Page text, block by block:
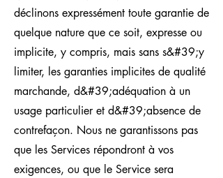
déclinons expressément toute garantie de
quelque nature que ce soit, expresse ou
implicite, y compris, mais sans s&#39;y
limiter, les garanties implicites de qualité
marchande, d&#39;adéquation à un
usage particulier et d&#39;absence de
contrefaçon. Nous ne garantissons pas
que les Services répondront à vos
exigences, ou que le Service sera